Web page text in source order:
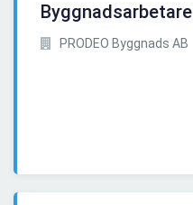
Byggnadsarbetare
PRODEO Byggnads AB